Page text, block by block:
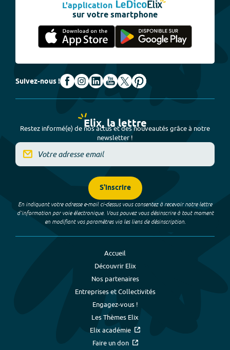
L'application
sur votre smartphone
Suivez-nous !
Elix, la lettre
Restez informé(e) de nos actus et des nouveautés grâce à notre
newsletter !
S'inscrire
En indiquant votre adresse e-mail ci-dessus vous consentez à recevoir notre lettre
d’information par voie électronique. Vous pouvez vous désinscrire à tout moment
en modifiant vos paramètres via les liens de désinscription.
Accueil
Découvrir Elix
Nos partenaires
Entreprises et Collectivités
Engagez-vous !
Les Thèmes Elix
Elix académie
Faire un don